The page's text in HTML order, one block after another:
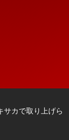
サカで取り上げら